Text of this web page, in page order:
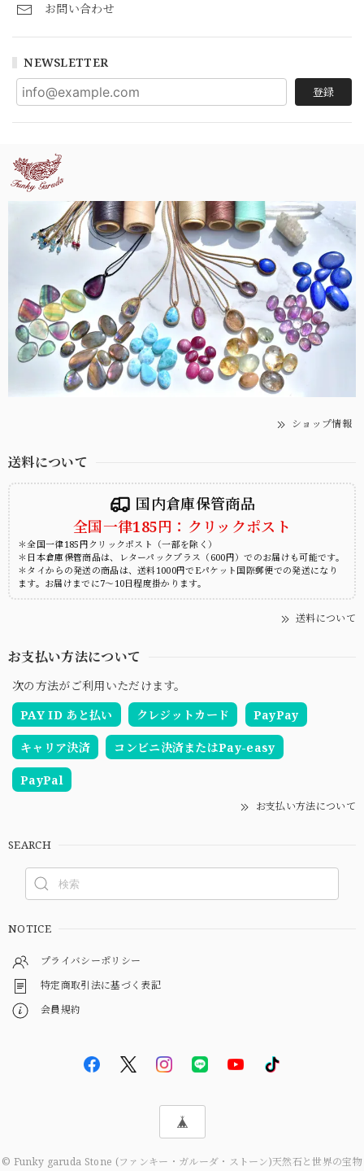
お問い合わせ
NEWSLETTER
登録
ショップ情報
送料について
国内倉庫保管商品
全国一律185円：クリックポスト
＊全国一律185円クリックポスト（一部を除く）
＊日本倉庫保管商品は、レターパックプラス（600円）でのお届けも可能です。
＊タイからの発送の商品は、送料1000円でEパケット国際郵便での発送になり
ます。お届けまでに7～10日程度掛かります。
送料について
お支払い方法について
次の方法がご利用いただけます。
PAY ID あと払い
クレジットカード PayPay
キャリア決済 コンビニ決済またはPay-easy
PayPal
お支払い方法について
SEARCH
NOTICE
プライバシーポリシー
特定商取引法に基づく表記
会員規約
© Funky garuda Stone (ファンキー・ガルーダ・ストーン)天然石と世界の宝物